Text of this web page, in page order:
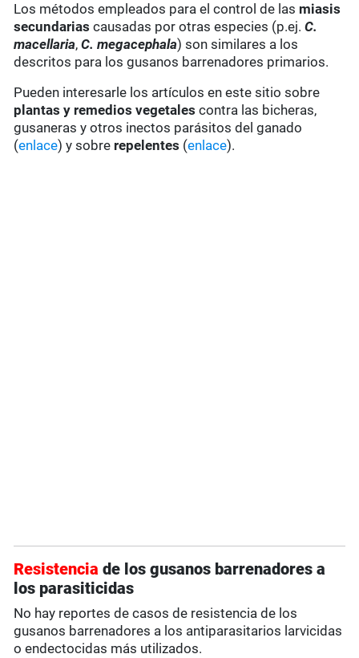
Los métodos empleados para el control de las miasis
secundarias causadas por otras especies (p.ej.C.
macellaria,C. megacephala) son similares a los
descritos para los gusanos barrenadores primarios.
Pueden interesarle los artículos en este sitio sobre
plantas y remedios vegetales contra las bicheras,
gusaneras y otros inectos parásitos del ganado
(enlace) y sobre repelentes (enlace).
Resistencia de los gusanos barrenadores a
los parasiticidas
No hay reportes de casos de resistencia de los
gusanos barrenadores a los antiparasitarios larvicidas
o endectocidas más utilizados.